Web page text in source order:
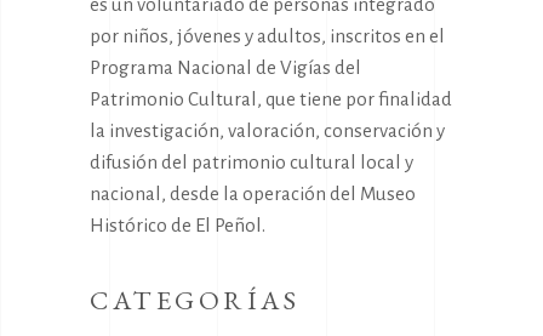
por niños, jóvenes y adultos, inscritos en el
Programa Nacional de Vigías del
Patrimonio Cultural, que tiene por finalidad
la investigación, valoración, conservación y
difusión del patrimonio cultural local y
nacional, desde la operación del Museo
Histórico de El Peñol.
CATEGORÍAS